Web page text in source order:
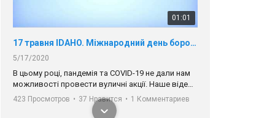
01:01
17 травня IDAHO. Міжнародний день боротьби з гомофобією трансфобією і біфобія.
5/17/2020
В цьому році, пандемія та COVІD-19 не дали нам
можливості провести вуличні акції. Наше відео-
звернення про те, що навіть коли ми у різних
містах та не можемо зустрінеться, ми разом. Ми
423 Просмотров • 37 Нравится • 1 Комментариев